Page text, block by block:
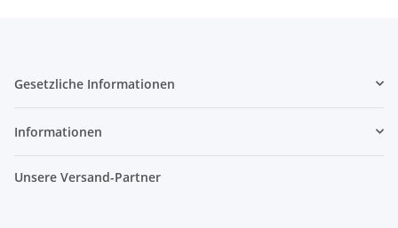
Gesetzliche Informationen
Informationen
Unsere Versand-Partner